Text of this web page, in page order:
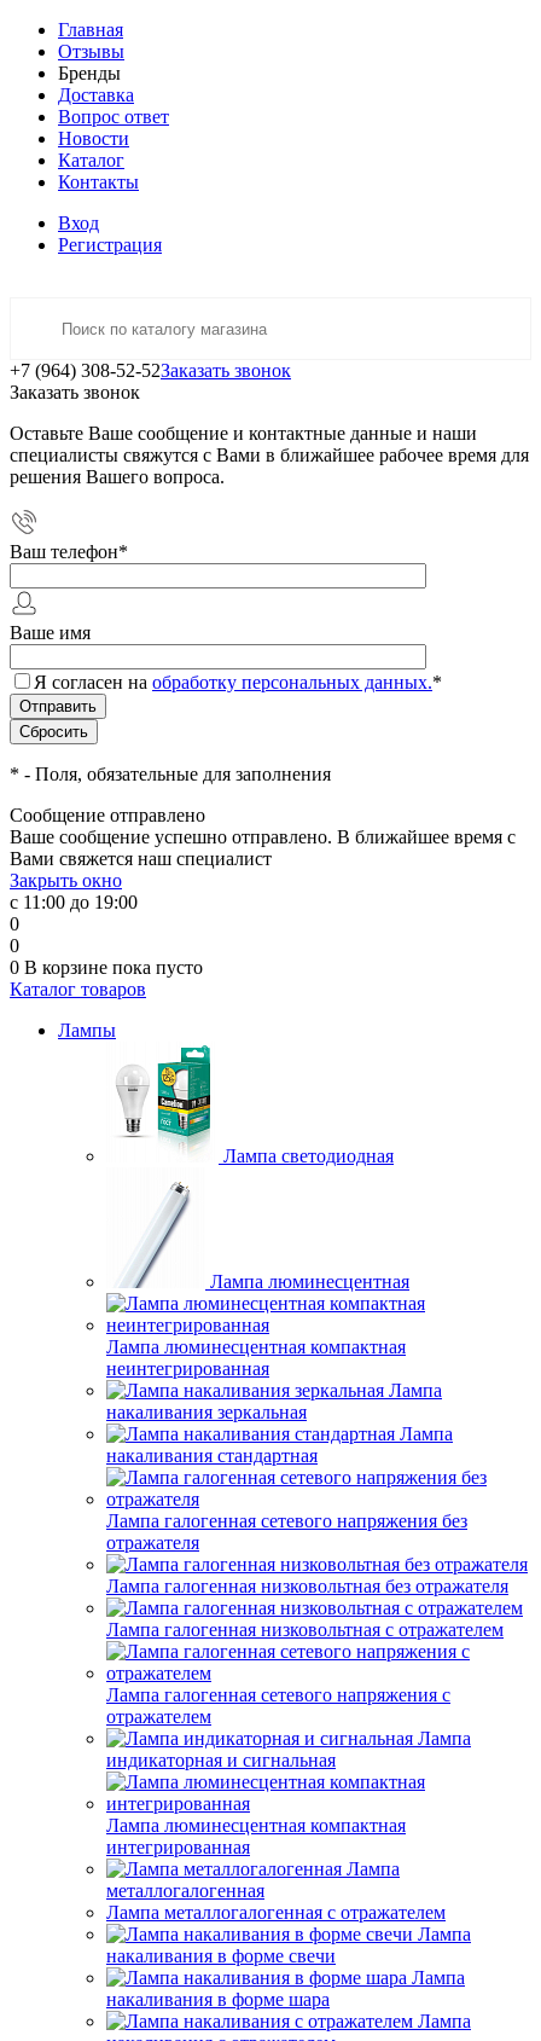
Главная
Отзывы
Бренды
Доставка
Вопрос ответ
Новости
Каталог
Контакты
Вход
Регистрация
+7 (964) 308-52-52Заказать звонок
Заказать звонок
Оставьте Ваше сообщение и контактные данные и наши
специалисты свяжутся с Вами в ближайшее рабочее время для
решения Вашего вопроса.
Ваш телефон*
Ваше имя
Я согласен на обработку персональных данных.*
* - Поля, обязательные для заполнения
Сообщение отправлено
Ваше сообщение успешно отправлено. В ближайшее время с
Вами свяжется наш специалист
Закрыть окно
с 11:00 до 19:00
0
0
0 В корзине пока пусто
Каталог товаров
Лампы
Лампа светодиодная
Лампа люминесцентная
Лампа люминесцентная компактная
неинтегрированная
Лампа
накаливания зеркальная
Лампа
накаливания стандартная
Лампа галогенная сетевого напряжения без
отражателя
Лампа галогенная низковольтная без отражателя
Лампа галогенная низковольтная с отражателем
Лампа галогенная сетевого напряжения с
отражателем
Лампа
индикаторная и сигнальная
Лампа люминесцентная компактная
интегрированная
Лампа
металлогалогенная
Лампа металлогалогенная с отражателем
Лампа
накаливания в форме свечи
Лампа
накаливания в форме шара
Лампа